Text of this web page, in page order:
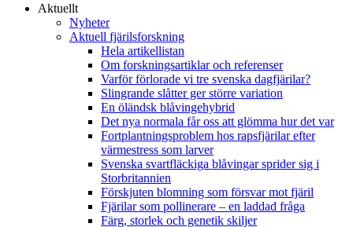
Aktuellt
Nyheter
Aktuell fjärilsforskning
Hela artikellistan
Om forskningsartiklar och referenser
Varför förlorade vi tre svenska dagfjärilar?
Slingrande slåtter ger större variation
En öländsk blåvingehybrid
Det nya normala får oss att glömma hur det var
Fortplantningsproblem hos rapsfjärilar efter
värmestress som larver
Svenska svartfläckiga blåvingar sprider sig i
Storbritannien
Förskjuten blomning som försvar mot fjäril
Fjärilar som pollinerare – en laddad fråga
Färg, storlek och genetik skiljer